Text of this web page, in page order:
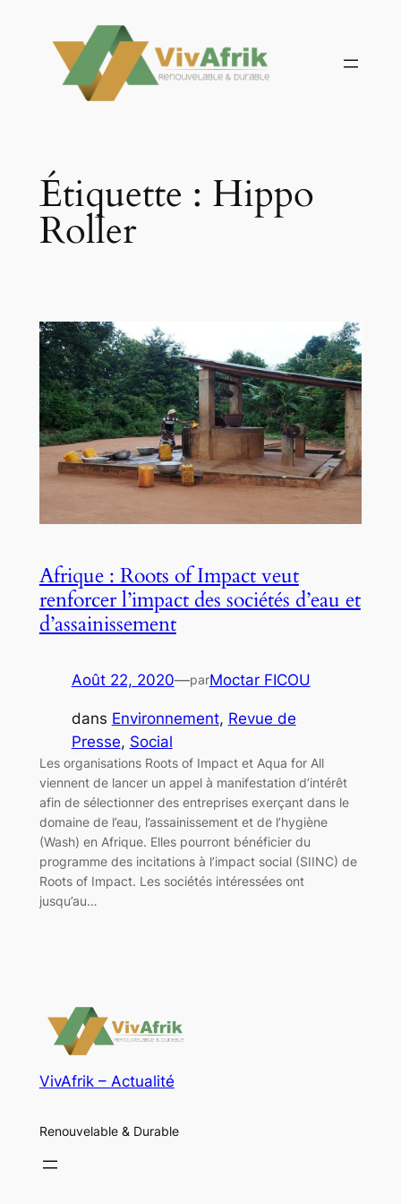
contenu
Étiquette : Hippo
Roller
Afrique : Roots of Impact veut
renforcer l’impact des sociétés d’eau et
d’assainissement
Août 22, 2020—parMoctar FICOU
dans Environnement, Revue de
Presse, Social
Les organisations Roots of Impact et Aqua for All
viennent de lancer un appel à manifestation d’intérêt
afin de sélectionner des entreprises exerçant dans le
domaine de l’eau, l’assainissement et de l’hygiène
(Wash) en Afrique. Elles pourront bénéficier du
programme des incitations à l’impact social (SIINC) de
Roots of Impact. Les sociétés intéressées ont
jusqu’au…
VivAfrik – Actualité
Renouvelable & Durable